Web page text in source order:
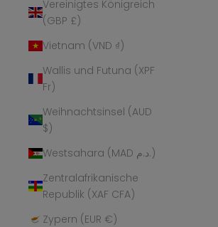
Vereinigtes Königreich
(GBP £)
Vietnam (VND ₫)
Wallis und Futuna (XPF
Fr)
Weihnachtsinsel (AUD
$)
Westsahara (MAD د.م.)
Zentralafrikanische
Republik (XAF CFA)
Zypern (EUR €)